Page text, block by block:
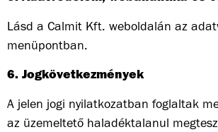
Lásd a Calmit Kft. weboldalán az
menüpontban.
6. Jogkövetkezmények
A jelen jogi nyilatkozatban foglaltak
az üzemeltető haladéktalanul